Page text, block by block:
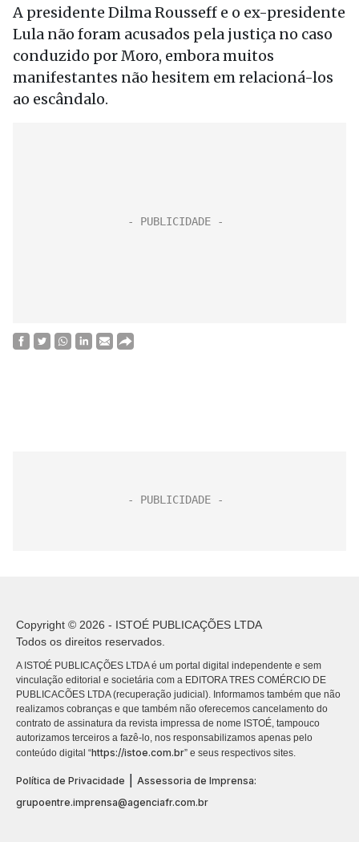
A presidente Dilma Rousseff e o ex-presidente
Lula não foram acusados pela justiça no caso
conduzido por Moro, embora muitos
manifestantes não hesitem em relacioná-los
ao escândalo.
Copyright © 2026 - ISTOÉ PUBLICAÇÕES LTDA
Todos os direitos reservados.
A ISTOÉ PUBLICAÇÕES LTDA é um portal digital independente e sem
vinculação editorial e societária com a EDITORA TRES COMÉRCIO DE
PUBLICACÕES LTDA (recuperação judicial). Informamos também que não
realizamos cobranças e que também não oferecemos cancelamento do
contrato de assinatura da revista impressa de nome ISTOÉ, tampouco
autorizamos terceiros a fazê-lo, nos responsabilizamos apenas pelo
conteúdo digital “https://istoe.com.br” e seus respectivos sites.
Política de Privacidade
Assessoria de Imprensa:
grupoentre.imprensa@agenciafr.com.br